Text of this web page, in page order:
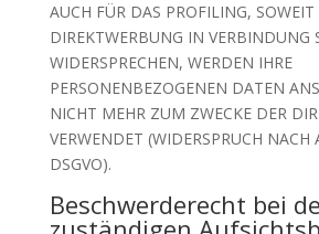
AUCH FÜR DAS PROFILING,
DIREKTWERBUNG IN VERBINDUNG
WIDERSPRECHEN, WERDEN IHRE
PERSONENBEZOGENEN DATEN
NICHT MEHR ZUM ZWECKE DER
VERWENDET (WIDERSPRUCH NACH
DSGVO).
Beschwerde­recht bei